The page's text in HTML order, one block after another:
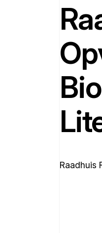
Raadhuis